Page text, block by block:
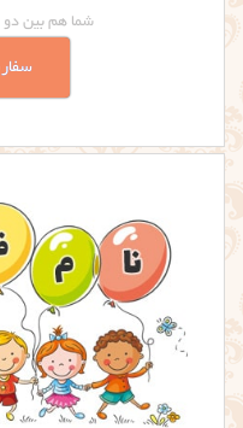
شما هم بین دو